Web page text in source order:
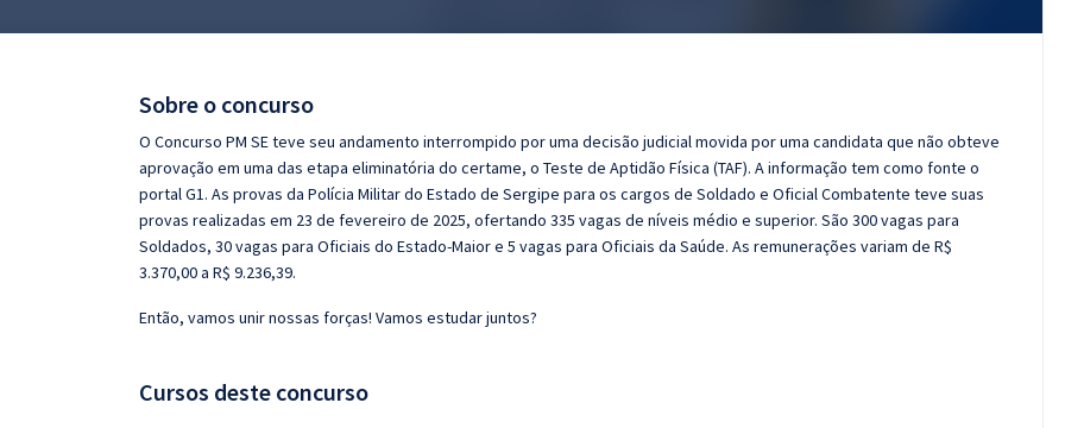
Questões grátis
Sobre o concurso
O Concurso PM SE teve seu andamento interrompido por uma decisão judicial movida por uma candidata que não obteve
aprovação em uma das etapa eliminatória do certame, o Teste de Aptidão Física (TAF). A informação tem como fonte o
portal G1. As provas da Polícia Militar do Estado de Sergipe para os cargos de Soldado e Oficial Combatente teve suas
provas realizadas em 23 de fevereiro de 2025, ofertando 335 vagas de níveis médio e superior. São 300 vagas para
Soldados, 30 vagas para Oficiais do Estado-Maior e 5 vagas para Oficiais da Saúde. As remunerações variam de R$
3.370,00 a R$ 9.236,39.
Então, vamos unir nossas forças! Vamos estudar juntos?
Cursos deste concurso